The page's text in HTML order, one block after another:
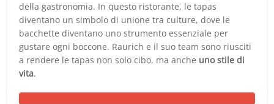
della gastronomia. In questo ristorante, le tapas
diventano un simbolo di unione tra culture, dove le
bacchette diventano uno strumento essenziale per
gustare ogni boccone. Raurich e il suo team sono riusciti
a rendere le tapas non solo cibo, ma anche uno stile di
vita.